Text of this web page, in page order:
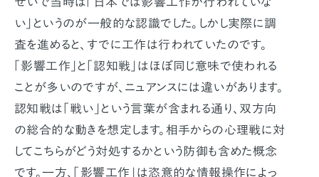
い」というのが一般的な認識でした。しかし実際に調
査を進めると、すでに工作は行われていたのです。
「影響工作」と「認知戦」はほぼ同じ意味で使われる
ことが多いのですが、ニュアンスには違いがあります。
認知戦は「戦い」という言葉が含まれる通り、双方向
の総合的な動きを想定します。相手からの心理戦に対
してこちらがどう対処するかという防御も含めた概念
です。一方、「影響工作」は恣意的な情報操作によっ